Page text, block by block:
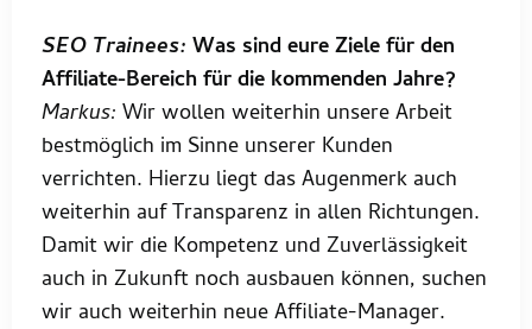
SEO Trainees: Was sind eure Ziele für den
Affiliate-Bereich für die kommenden Jahre?
Markus: Wir wollen weiterhin unsere Arbeit
bestmöglich im Sinne unserer Kunden
verrichten. Hierzu liegt das Augenmerk auch
weiterhin auf Transparenz in allen Richtungen.
Damit wir die Kompetenz und Zuverlässigkeit
auch in Zukunft noch ausbauen können, suchen
wir auch weiterhin neue Affiliate-Manager.